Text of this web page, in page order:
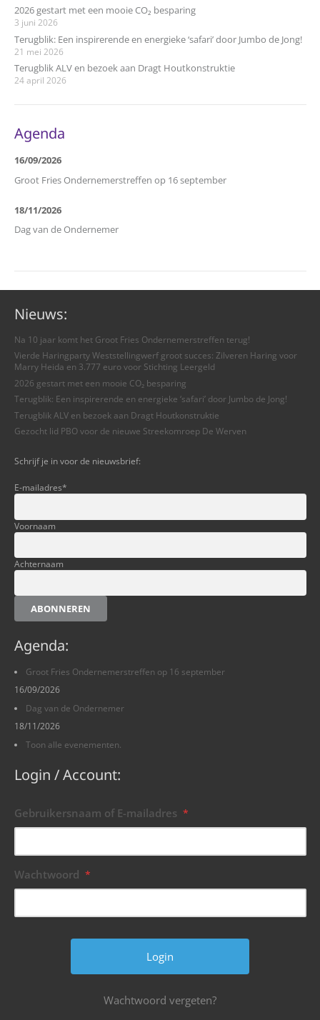
2026 gestart met een mooie CO₂ besparing
3 juni 2026
Terugblik: Een inspirerende en energieke ‘safari’ door Jumbo de Jong!
21 mei 2026
Terugblik ALV en bezoek aan Dragt Houtkonstruktie
24 april 2026
Agenda
16/09/2026
Groot Fries Ondernemerstreffen op 16 september
18/11/2026
Dag van de Ondernemer
Nieuws:
Na 10 jaar komt het Groot Fries Ondernemerstreffen terug!
Vierde Haringparty Weststellingwerf groot succes: Zilveren Haring voor
Marry Heida en 3.777 euro voor Stichting Leergeld
2026 gestart met een mooie CO₂ besparing
Terugblik: Een inspirerende en energieke ‘safari’ door Jumbo de Jong!
Terugblik ALV en bezoek aan Dragt Houtkonstruktie
Gezocht lid PBO voor de nieuwe Streekomroep De Werven
Schrijf je in voor de nieuwsbrief:
E-mailadres*
Voornaam
Achternaam
ABONNEREN
Agenda:
Groot Fries Ondernemerstreffen op 16 september
16/09/2026
Dag van de Ondernemer
18/11/2026
Toon alle evenementen.
Login / Account:
Gebruikersnaam of E-mailadres *
Wachtwoord *
Wachtwoord vergeten?